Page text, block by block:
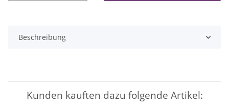
Beschreibung
Kunden kauften dazu folgende Artikel: